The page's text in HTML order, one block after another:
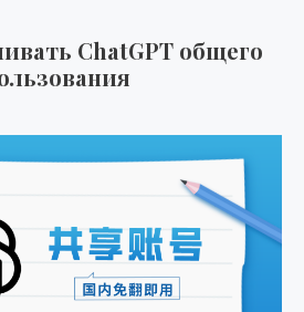
ChatGPT общего